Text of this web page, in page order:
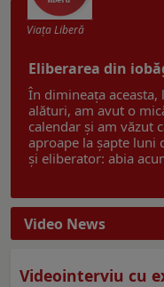
Viaţa Liberă
Eliberarea din
În dimineața aceasta,
alături, am avut o
calendar și am văzut
aproape la șapte luni
și eliberator: abia
Video News
Videointerviu cu